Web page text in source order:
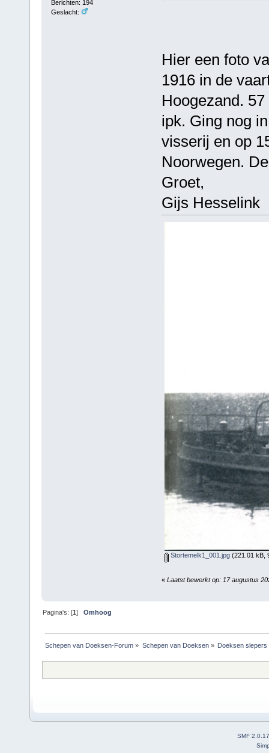
Berichten: 194
Geslacht:
Hier een foto
1916 in de
Hoogezand.
ipk. Ging nog
visserij en op
Noorwegen.
Groet,
Gijs Hesselink
Stortemelk1_001.jpg(221.01 kB,
« Laatst bewerkt op: 17 augustus
Pagina's: [1]Omhoog
Schepen van Doeksen-Forum » Schepen van Doeksen» Doeksen slepers
SMF 2.0.17